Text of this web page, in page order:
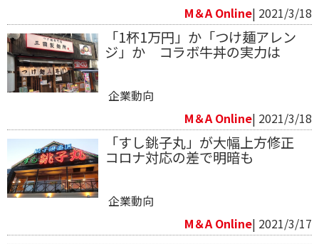
M＆A Online| 2021/3/18
「1杯1万円」か「つけ麺アレン
ジ」か コラボ牛丼の実力は
企業動向
M＆A Online| 2021/3/18
「すし銚子丸」が大幅上方修正
コロナ対応の差で明暗も
企業動向
M＆A Online| 2021/3/17